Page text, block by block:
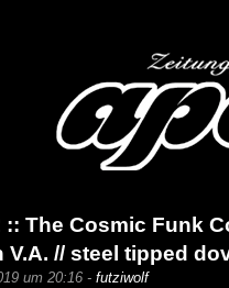
The Cosmic Funk
// steel tipped
um 20:16 - futziwolf